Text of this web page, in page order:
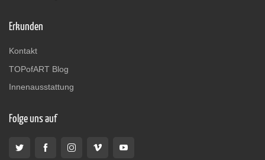
Erkunden
Kontakt
TOPofART Blog
Innenausstattung
Folge uns auf